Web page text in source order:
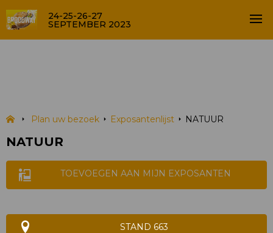
24-25-26-27
SEPTEMBER 2023
Plan uw bezoek Exposantenlijst NATUUR
NATUUR
TOEVOEGEN AAN MIJN EXPOSANTEN
STAND 663